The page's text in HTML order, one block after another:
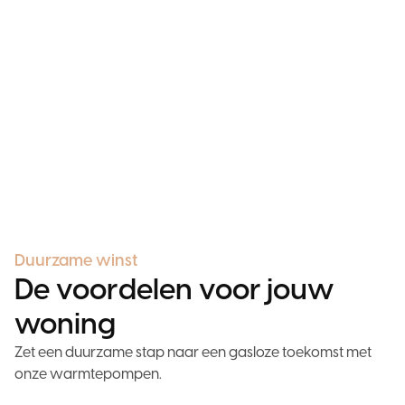
Duurzame winst
De voordelen voor jouw
woning
Zet een duurzame stap naar een gasloze toekomst met
onze warmtepompen.